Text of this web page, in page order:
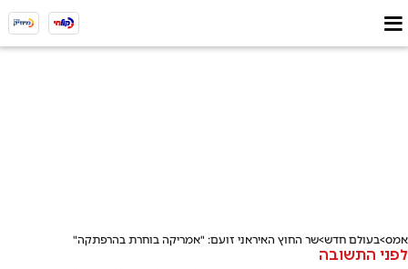
אמס בעולם חדש שר החוץ האיראני זועם: "אמריקה בוחרת בהרפתקה"
לפני התשובה